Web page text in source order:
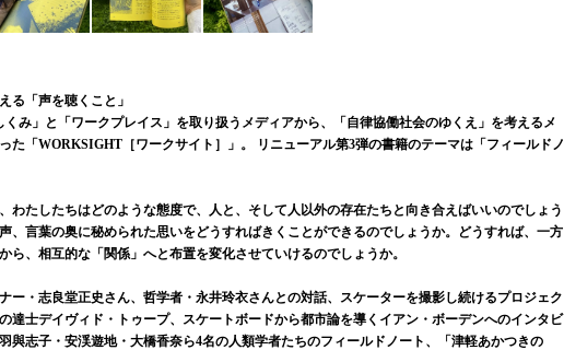
る「声を聴くこと」
くみ」と「ワークプレイス」を取り扱うメディアから、「自律協働社会のゆくえ」を考えるメ
た「WORKSIGHT［ワークサイト］」。 リニューアル第3弾の書籍のテーマは「フィールドノ
わたしたちはどのような態度で、人と、そして人以外の存在たちと向き合えばいいのでしょう
、言葉の奥に秘められた思いをどうすればきくことができるのでしょうか。どうすれば、一方
ら、相互的な「関係」へと布置を変化させていけるのでしょうか。
ー・志良堂正史さん、哲学者・永井玲衣さんとの対話、スケーターを撮影し続けるプロジェク
達士デイヴィド・トゥープ、スケートボードから都市論を導くイアン・ボーデンへのインタビ
與志子・安渓遊地・大橋香奈ら4名の人類学者たちのフィールドノート、「津軽あかつきの